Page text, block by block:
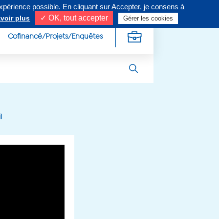
nous sur
Cofinancé/Projets/Enquêtes
possible. En cliquant sur Accepter, je consens à
plus ✓ OK, tout accepter Gérer les cookies